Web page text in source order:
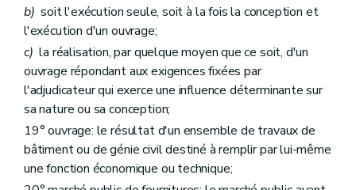
b) soit l'exécution seule, soit à la fois la conception et
l'exécution d'un ouvrage;
c) la réalisation, par quelque moyen que ce soit, d'un
ouvrage répondant aux exigences fixées par
l'adjudicateur qui exerce une influence déterminante sur
sa nature ou sa conception;
19° ouvrage: le résultat d'un ensemble de travaux de
bâtiment ou de génie civil destiné à remplir par lui-même
une fonction économique ou technique;